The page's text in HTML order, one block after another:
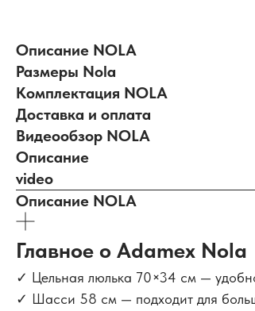
Описание NOLA
Размеры Nola
Комплектация NOLA
Доставка и оплата
Видеообзор NOLA
Описание
video
Описание NOLA
Главное о Adamex Nola
✓ Цельная люлька 70×34 см —
✓ Шасси 58 см — подходит для